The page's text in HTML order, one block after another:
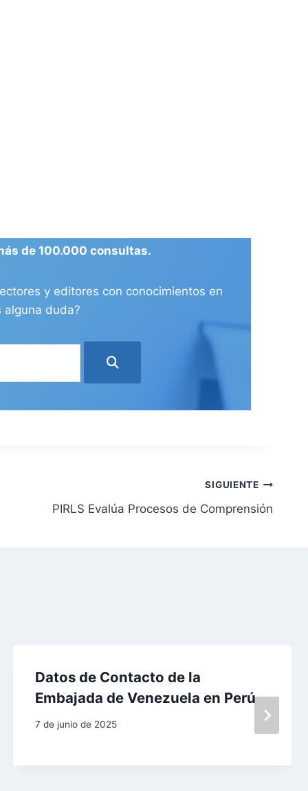
de 100.000 consultas.
y editores con conocimientos en
alguna duda?
SIGUIENTE
PIRLS Evalúa Procesos de Comprensión
Datos de Contacto de la
Embajada de Venezuela en Perú
7 de junio de 2025